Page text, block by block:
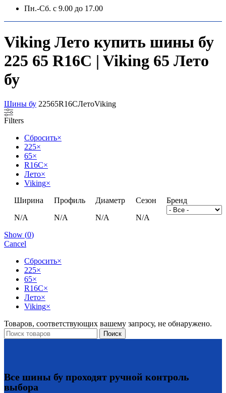
Пн.-Сб. с 9.00 до 17.00
Viking Лето купить шины бу
225 65 R16C | Viking 65 Лето
бу
Шины бу 22565R16CЛетоViking
Filters
Сбросить×
225×
65×
R16C×
Лето×
Viking×
Ширина
N/A
Профиль
N/A
Диаметр
N/A
Сезон
N/A
Бренд
Show (0)
Cancel
Сбросить×
225×
65×
R16C×
Лето×
Viking×
Товаров, соответствующих вашему запросу, не обнаружено.
Поиск
Все шины бу проходят ручной контроль
выбора